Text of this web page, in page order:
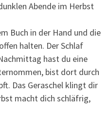
Abende im Herbst
Buch in der Hand und die
halten. Der Schlaf
hast du eine
bist dort durch
Das Geraschel klingt dir
macht dich schläfrig,